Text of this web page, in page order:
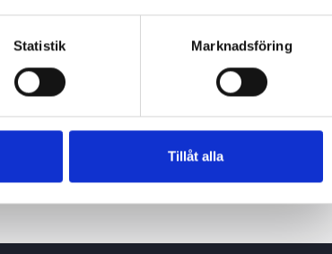
Statistik Marknadsföring
Tillåt alla